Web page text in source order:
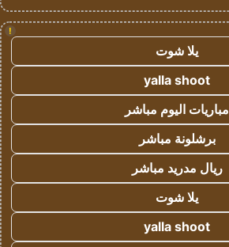
!
يلا شوت
yalla shoot
مباريات اليوم مباشر
برشلونة مباشر
ريال مدريد مباشر
يلا شوت
yalla shoot